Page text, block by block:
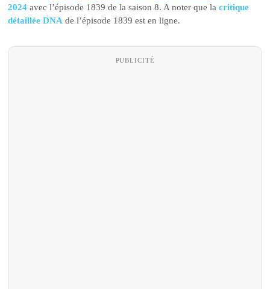
2024 avec l’épisode 1839 de la saison 8. A noter que lacritique
détaillée DNA de l’épisode 1839 est en ligne.
PUBLICITÉ